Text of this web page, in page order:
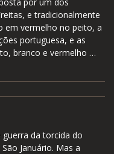
e tradicionalmente
em vermelho no peito, a
portuguesa, e as
branco e vermelho …
da torcida do
Januário. Mas a